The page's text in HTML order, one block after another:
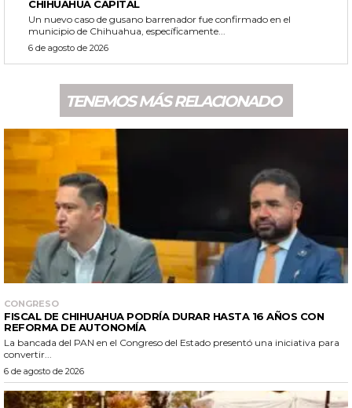
CHIHUAHUA CAPITAL
Un nuevo caso de gusano barrenador fue confirmado en el
municipio de Chihuahua, específicamente...
6 de agosto de 2026
TENEMOS MÁS RELACIONADO
CONGRESO
FISCAL DE CHIHUAHUA PODRÍA DURAR HASTA 16 AÑOS CON
REFORMA DE AUTONOMÍA
La bancada del PAN en el Congreso del Estado presentó una iniciativa para
convertir...
6 de agosto de 2026